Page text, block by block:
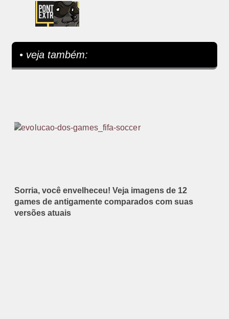
• veja também:
Sorria, você envelheceu! Veja imagens de 12
games de antigamente comparados com suas
versões atuais